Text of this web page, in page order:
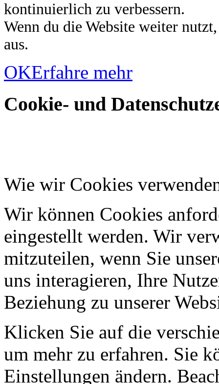
kontinuierlich zu verbessern.
Wenn du die Website weiter
aus.
OKErfahre mehr
Cookie- und
Wie wir Cookies
Wir können Cookies
eingestellt werden. Wir
mitzuteilen, wenn Sie
uns interagieren, Ihre
Beziehung zu unserer
Klicken Sie auf die
um mehr zu erfahren. Sie
Einstellungen ändern.